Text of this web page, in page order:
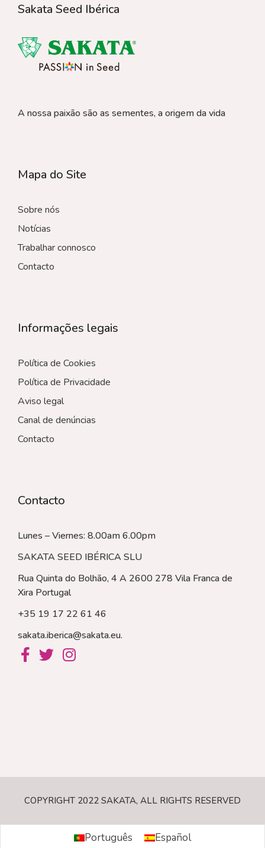
Sakata Seed Ibérica
A nossa paixão são as sementes, a origem da vida
Mapa do Site
Sobre nós
Notícias
Trabalhar connosco
Contacto
Informações legais
Política de Cookies
Política de Privacidade
Aviso legal
Canal de denúncias
Contacto
Contacto
Lunes – Viernes: 8.00am 6.00pm
SAKATA SEED IBÉRICA SLU
Rua Quinta do Bolhão, 4 A 2600 278 Vila Franca de
Xira Portugal
+35 19 17 22 61 46
sakata.iberica@sakata.eu.
COPYRIGHT 2022 SAKATA, ALL RIGHTS RESERVED
Português Español